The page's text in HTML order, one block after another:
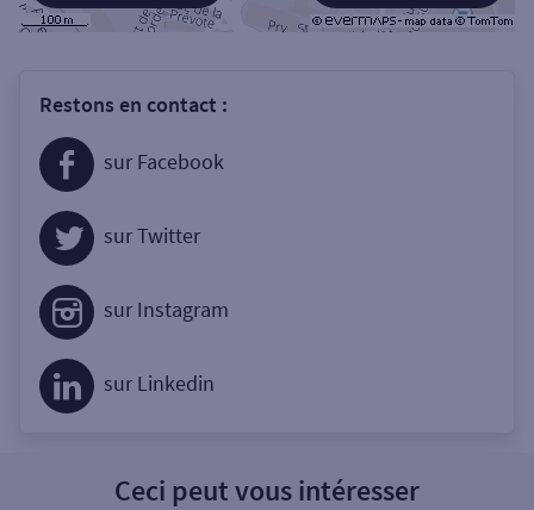
Restons en contact :
sur Facebook
sur Twitter
sur Instagram
sur Linkedin
Ceci peut vous intéresser